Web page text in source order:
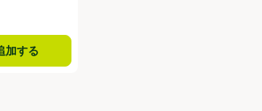
ックしてこのオファーのある全商品リストを表示
切れご容赦】クリアランスセール、、クリックしてこのオ
加する